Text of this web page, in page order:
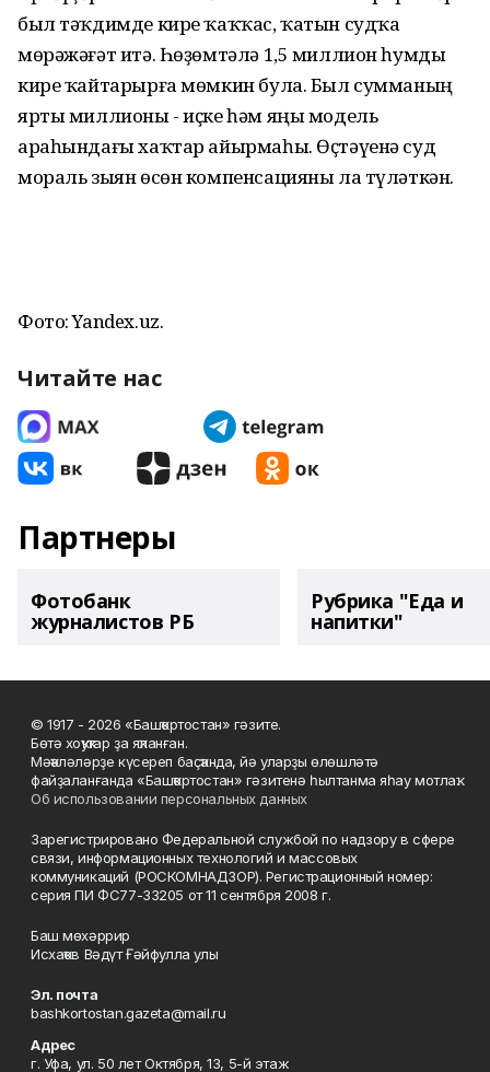
был тәҡдимде кире ҡаҡҡас, ҡатын судҡа
мөрәжәғәт итә. Һөҙөмтәлә 1,5 миллион һумды
кире ҡайтарырға мөмкин була. Был сумманың
ярты миллионы - иҫке һәм яңы модель
араһындағы хаҡтар айырмаһы. Өҫтәүенә суд
мораль зыян өсөн компенсацияны ла түләткән.
Фото: Yandex.uz.
Читайте нас
Партнеры
Фотобанк
журналистов РБ
Рубрика "Еда и
напитки"
© 1917 - 2026 «Башҡортостан» гәзите.
Бөтә хоҡуҡтар ҙа яҡланған.
Мәҡәләләрҙе күсереп баҫҡанда, йә уларҙы өлөшләтә
файҙаланғанда «Башҡортостан» гәзитенә һылтанма яһау мотлаҡ.
Об использовании персональных данных
Зарегистрировано Федеральной службой по надзору в сфере
связи, информационных технологий и массовых
коммуникаций (РОСКОМНАДЗОР). Регистрационный номер:
серия ПИ ФС77-33205 от 11 сентября 2008 г.
Баш мөхәррир
Исхаҡов Вәдүт Ғәйфулла улы
Эл. почта
bashkortostan.gazeta@mail.ru
Адрес
г. Уфа, ул. 50 лет Октября, 13, 5-й этаж